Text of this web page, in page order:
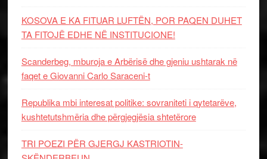
KOSOVA E KA FITUAR LUFTËN, POR PAQEN DUHET
TA FITOJË EDHE NË INSTITUCIONE!
Scanderbeg, mburoja e Arbërisë dhe gjeniu ushtarak në
faqet e Giovanni Carlo Saraceni-t
Republika mbi interesat politike: sovraniteti i qytetarëve,
kushtetutshmëria dhe përgjegjësia shtetërore
TRI POEZI PËR GJERGJ KASTRIOTIN-